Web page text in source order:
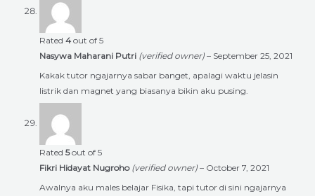
Rated 4 out of 5
Nasywa Maharani Putri (verified owner) – September 25, 2021
Kakak tutor ngajarnya sabar banget, apalagi waktu jelasin
listrik dan magnet yang biasanya bikin aku pusing.
Rated 5out of 5
Fikri Hidayat Nugroho (verified owner) – October 7, 2021
Awalnya aku males belajar Fisika, tapi tutor di sini ngajarnya